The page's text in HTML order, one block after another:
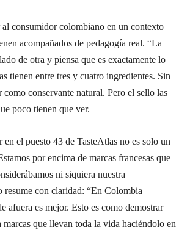
consumidor colombiano en un contexto
acompañados de pedagogía real. “La
de otra y piensa que es exactamente lo
tienen entre tres y cuatro ingredientes. Sin
conservante natural. Pero el sello las
poco tienen que ver.
en el puesto 43 de TasteAtlas no es solo un
por encima de marcas francesas que
ni siquiera nuestra
resume con claridad: “En Colombia
afuera es mejor. Esto es como demostrar
que llevan toda la vida haciéndolo en